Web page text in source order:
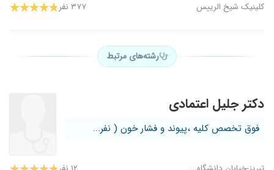
کلینیک شیخ الرییس ۳۷۷ نفر
رشته‌های مرتبط
دکتر جلیل اعتمادی
فوق تخصص کلیه ،پیوند و فشار خون ( نفر...